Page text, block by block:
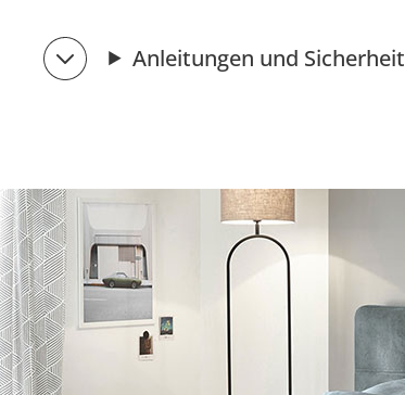
Anleitungen und Sicherheit